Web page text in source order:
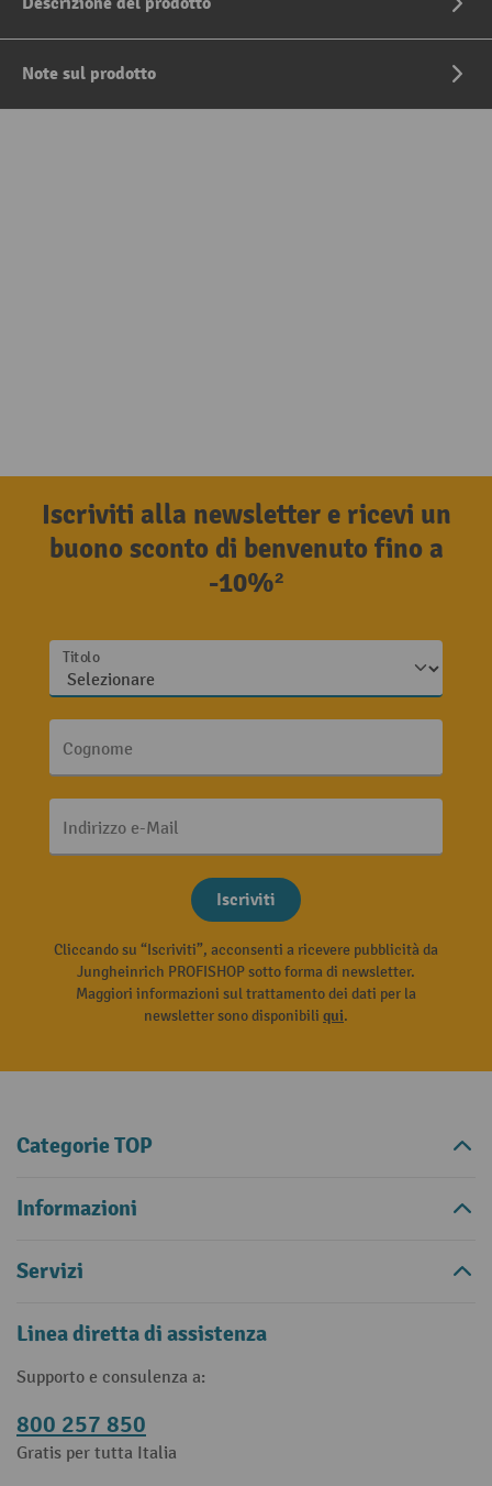
Note sul prodotto
Iscriviti alla newsletter e ricevi un
buono sconto di benvenuto fino a
-10%²
Titolo
Cognome
Indirizzo e-Mail
Iscriviti
Cliccando su “Iscriviti”, acconsenti a ricevere pubblicità da
Jungheinrich PROFISHOP sotto forma di newsletter.
Maggiori informazioni sul trattamento dei dati per la
newsletter sono disponibili qui.
Categorie TOP
Informazioni
Servizi
Linea diretta di assistenza
Supporto e consulenza a:
800 257 850
Gratis per tutta Italia